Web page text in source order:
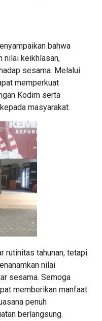
bahwa
nilai keikhlasan,
sesama. Melalui
memperkuat
Kodim serta
masyarakat.
rutinitas tahunan, tetapi
nilai
sesama. Semoga
memberikan manfaat
penuh
berlangsung.